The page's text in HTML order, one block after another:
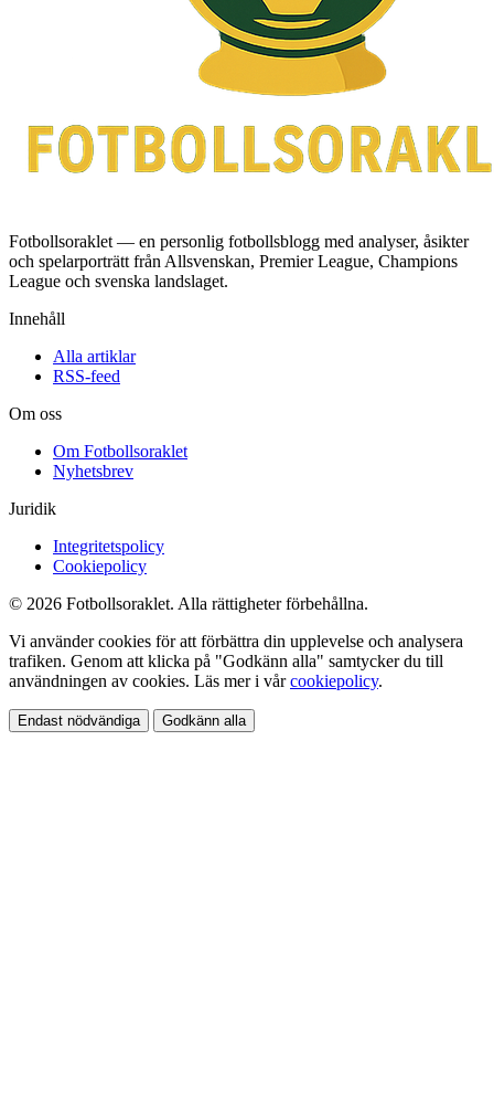
Fotbollsoraklet — en personlig fotbollsblogg med analyser, åsikter
och spelarporträtt från Allsvenskan, Premier League, Champions
League och svenska landslaget.
Innehåll
Alla artiklar
RSS-feed
Om oss
Om Fotbollsoraklet
Nyhetsbrev
Juridik
Integritetspolicy
Cookiepolicy
© 2026 Fotbollsoraklet. Alla rättigheter förbehållna.
Vi använder cookies för att förbättra din upplevelse och analysera
trafiken. Genom att klicka på "Godkänn alla" samtycker du till
användningen av cookies. Läs mer i vårcookiepolicy.
Endast nödvändiga Godkänn alla